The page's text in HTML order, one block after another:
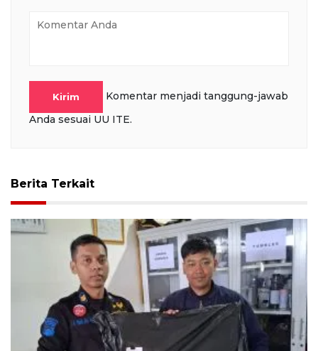
Kirim
Komentar menjadi tanggung-jawab
Anda sesuai UU ITE.
Berita Terkait